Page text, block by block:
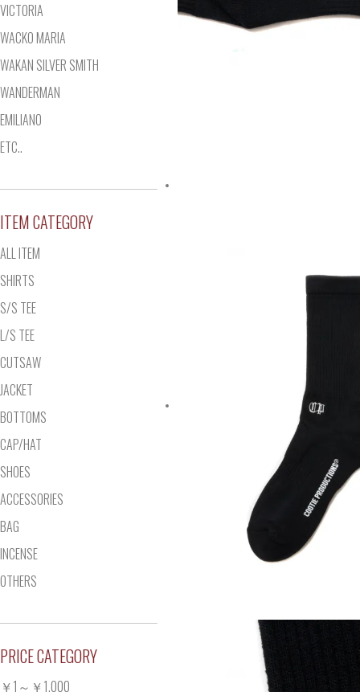
VICTORIA
WACKO MARIA
WAKAN SILVER SMITH
WANDERMAN
EMILIANO
ETC..
ITEM CATEGORY
ALL ITEM
SHIRTS
S/S TEE
L/S TEE
CUTSAW
JACKET
BOTTOMS
CAP/HAT
SHOES
ACCESSORIES
BAG
INCENSE
OTHERS
PRICE CATEGORY
￥1～￥1,000